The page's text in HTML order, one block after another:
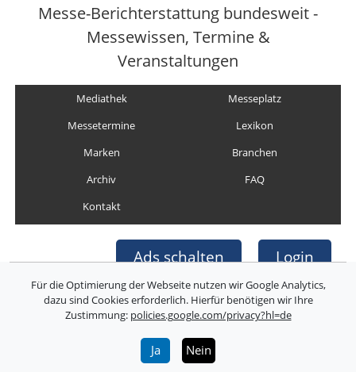
Messe-Berichterstattung bundesweit -
Messewissen, Termine &
Veranstaltungen
Mediathek
Messeplatz
Messetermine
Lexikon
Marken
Branchen
Archiv
FAQ
Kontakt
Ads schalten Login
Copyright © Deutsche Messefilm & Medien GmbH
Folgen Sie uns:
Impressum AGB
Für die Optimierung der Webseite nutzen wir Google Analytics,
dazu sind Cookies erforderlich. Hierfür benötigen wir Ihre
Zustimmung: policies.google.com/privacy?hl=de
Ja Nein